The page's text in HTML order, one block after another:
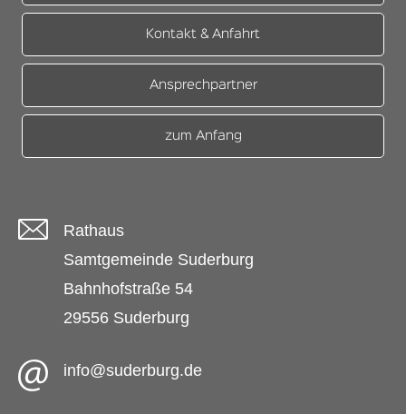
Kontakt & Anfahrt
Ansprechpartner
zum Anfang
Rathaus
Samtgemeinde Suderburg
Bahnhofstraße 54
29556 Suderburg
info@suderburg.de